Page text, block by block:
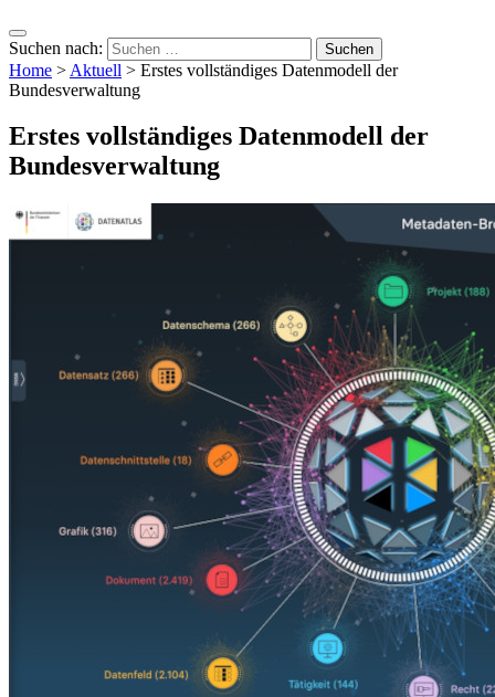
Suchen nach:
Home > Aktuell > Erstes vollständiges Datenmodell der
Bundesverwaltung
Erstes vollständiges Datenmodell der
Bundesverwaltung